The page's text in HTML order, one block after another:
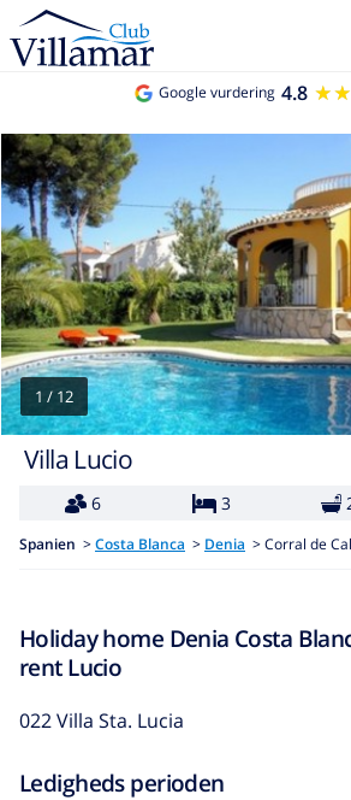
Google vurdering 4.8
1 / 12
Villa Lucio
6
3
Spanien > Costa Blanca > Denia > Corral de
Holiday home Denia Costa
rent Lucio
022 Villa Sta. Lucia
Ledigheds perioden